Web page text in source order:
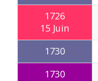
1726
15 Juin
1730
1730